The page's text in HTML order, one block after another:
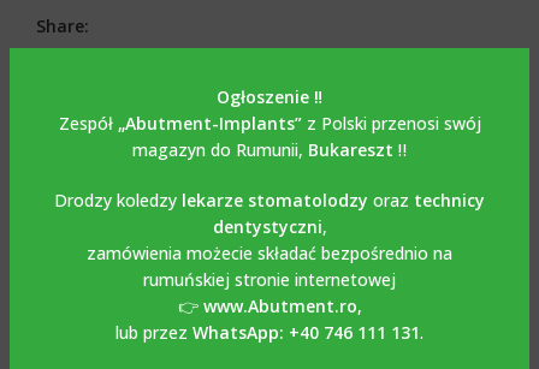
Ogłoszenie ‼️
Zespół „Abutment-Implants”z Polski przenosi swój
magazyn do Rumunii, Bukareszt ‼️
Drodzy koledzy lekarze stomatolodzy oraz technicy
dentystyczni,
zamówienia możecie składać bezpośrednio na
rumuńskiej stronie internetowej
👉 www.Abutment.ro,
lub przez WhatsApp: +40 746 111 131.
Share:
Opis
Jednostka Bont Multi
ustawiona pod kątem 17
kompatybilny z NOBEL
REPLACE SELECT